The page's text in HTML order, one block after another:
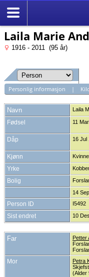
Laila Marie
1916 - 2011 (95 år)
Personlig informasjon |
Navn Laila
Fødsel 11
Dåp 16 Jul
Kjønn Kvinne
Yrke
Bolig
14
Person ID I5492
Sist endret 10
Far Petter
Mor Petra
(Alder